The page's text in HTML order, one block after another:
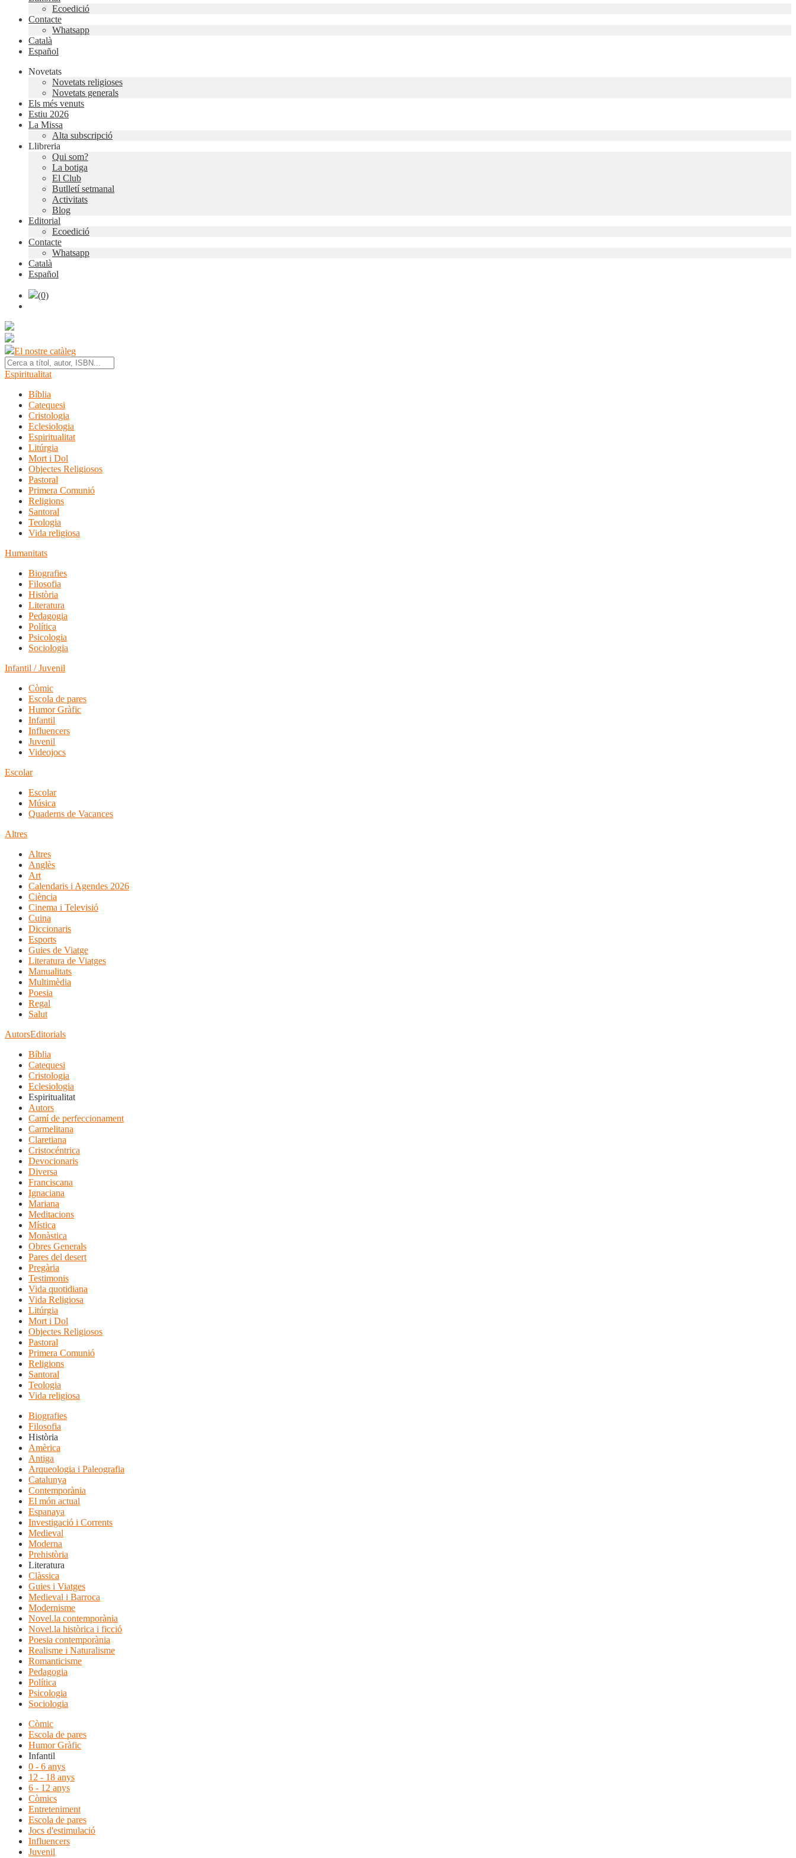
Ecoedició
Contacte
Whatsapp
Català
Español
Novetats
Novetats religioses
Novetats generals
Els més venuts
Estiu 2026
La Missa
Alta subscripció
Llibreria
Qui som?
La botiga
El Club
Butlletí setmanal
Activitats
Blog
Editorial
Ecoedició
Contacte
Whatsapp
Català
Español
(0)
El nostre catàleg
Espiritualitat
Bíblia
Catequesi
Cristologia
Eclesiologia
Espiritualitat
Litúrgia
Mort i Dol
Objectes Religiosos
Pastoral
Primera Comunió
Religions
Santoral
Teologia
Vida religiosa
Humanitats
Biografies
Filosofia
Història
Literatura
Pedagogia
Política
Psicologia
Sociologia
Infantil / Juvenil
Còmic
Escola de pares
Humor Gràfic
Infantil
Influencers
Juvenil
Videojocs
Escolar
Escolar
Música
Quaderns de Vacances
Altres
Altres
Anglès
Art
Calendaris i Agendes 2026
Ciència
Cinema i Televisió
Cuina
Diccionaris
Esports
Guies de Viatge
Literatura de Viatges
Manualitats
Multimèdia
Poesia
Regal
Salut
AutorsEditorials
Bíblia
Catequesi
Cristologia
Eclesiologia
Espiritualitat
Autors
Camí de perfeccionament
Carmelitana
Claretiana
Cristocéntrica
Devocionaris
Diversa
Franciscana
Ignaciana
Mariana
Meditacions
Mística
Monàstica
Obres Generals
Pares del desert
Pregària
Testimonis
Vida quotidiana
Vida Religiosa
Litúrgia
Mort i Dol
Objectes Religiosos
Pastoral
Primera Comunió
Religions
Santoral
Teologia
Vida religiosa
Biografies
Filosofia
Història
Amèrica
Antiga
Arqueologia i Paleografia
Catalunya
Contemporània
El món actual
Espanaya
Investigació i Corrents
Medieval
Moderna
Prehistòria
Literatura
Clàssica
Guies i Viatges
Medieval i Barroca
Modernisme
Novel.la contemporània
Novel.la històrica i ficció
Poesia contemporània
Realisme i Naturalisme
Romanticisme
Pedagogia
Política
Psicologia
Sociologia
Còmic
Escola de pares
Humor Gràfic
Infantil
0 - 6 anys
12 - 18 anys
6 - 12 anys
Còmics
Entreteniment
Escola de pares
Jocs d'estimulació
Influencers
Juvenil